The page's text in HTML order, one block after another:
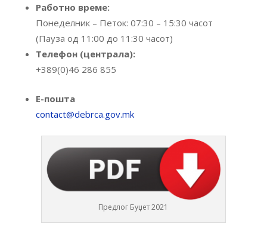
Работно време:
Понеделник – Петок: 07:30 – 15:30 часот
(Пауза од 11:00 до 11:30 часот)
Телефон (централа):
+389(0)46 286 855
Е-пошта
contact@debrca.gov.mk
Предлог Буџет 2021